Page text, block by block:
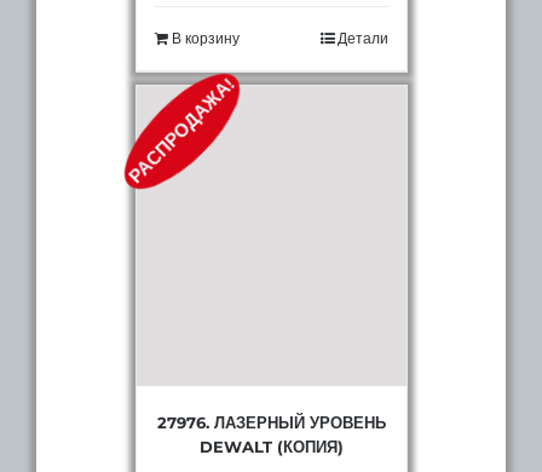
В корзину Детали
РАСПРОДАЖА!
27976. ЛАЗЕРНЫЙ УРОВЕНЬ
DEWALT (КОПИЯ)